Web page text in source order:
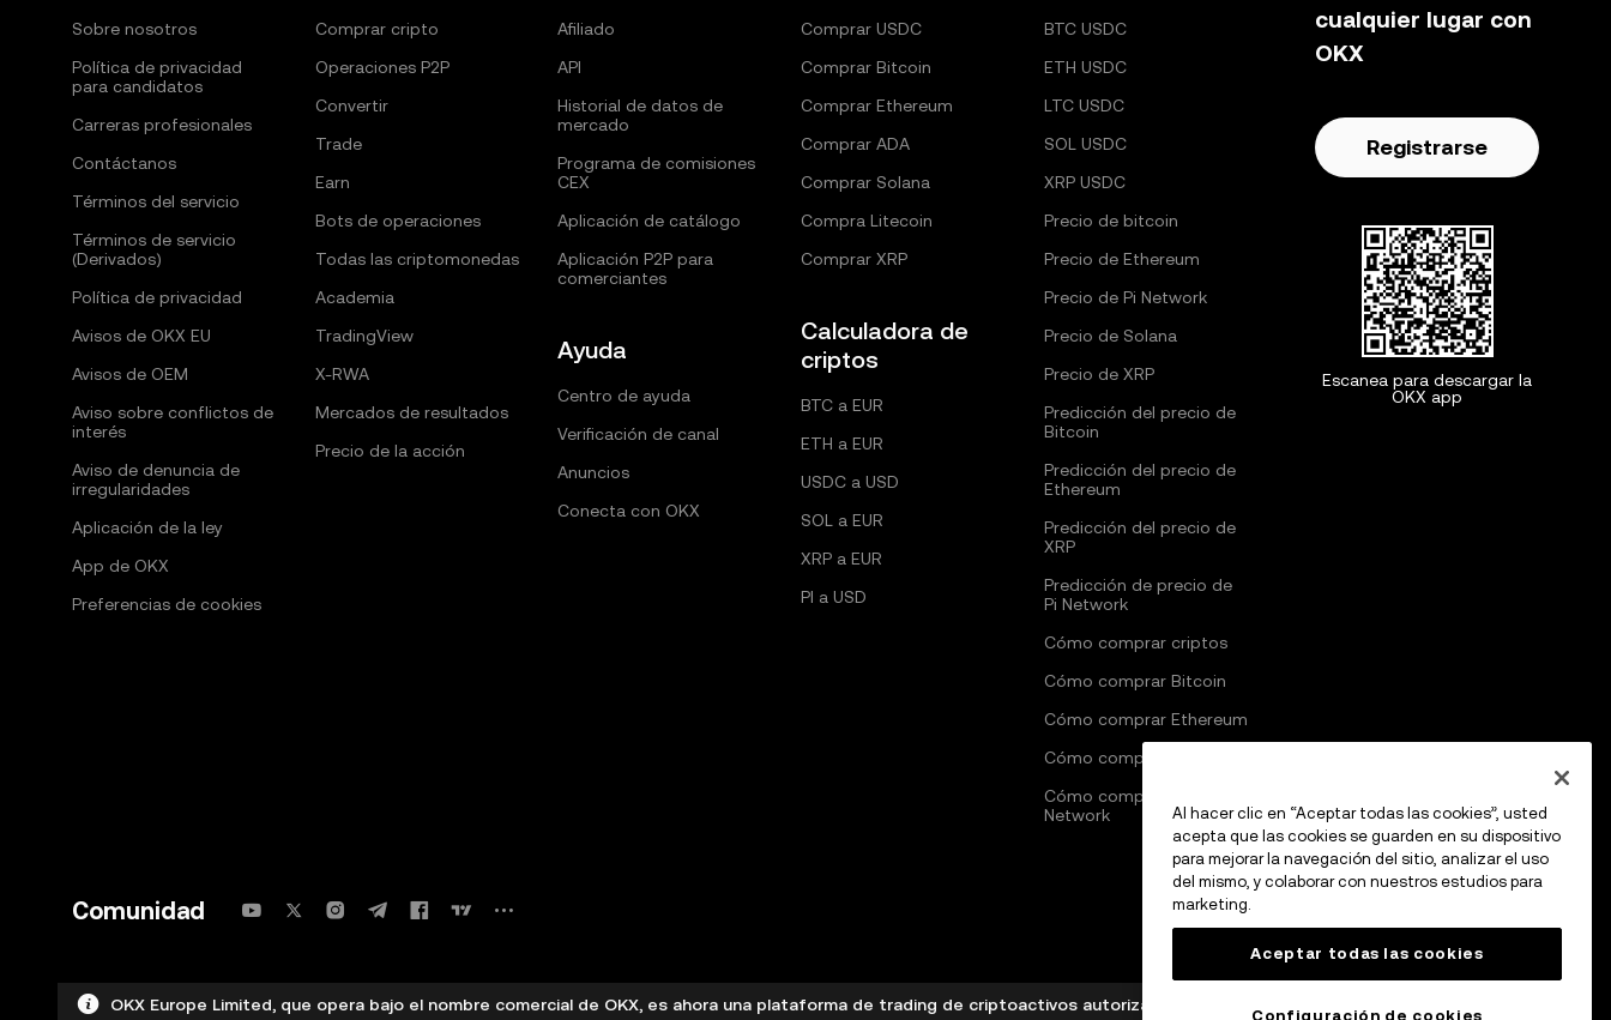
Sobre nosotros
Política de privacidad
para candidatos
Carreras profesionales
Contáctanos
Términos del servicio
Términos de servicio
(Derivados)
Política de privacidad
Avisos de OKX EU
Avisos de OEM
Aviso sobre conflictos de
interés
Aviso de denuncia de
irregularidades
Aplicación de la ley
App de OKX
Preferencias de cookies
Comprar cripto
Operaciones P2P
Convertir
Trade
Earn
Bots de operaciones
Todas las criptomonedas
Academia
TradingView
X-RWA
Mercados de resultados
Precio de la acción
Afiliado
API
Historial de datos de
mercado
Programa de comisiones
CEX
Aplicación de catálogo
Aplicación P2P para
comerciantes
Ayuda
Centro de ayuda
Verificación de canal
Anuncios
Conecta con OKX
Comprar USDC
Comprar Bitcoin
Comprar Ethereum
Comprar ADA
Comprar Solana
Compra Litecoin
Comprar XRP
Calculadora de
criptos
BTC a EUR
ETH a EUR
USDC a USD
SOL a EUR
XRP a EUR
PI a USD
BTC USDC
ETH USDC
LTC USDC
SOL USDC
XRP USDC
Precio de bitcoin
Precio de Ethereum
Precio de Pi Network
Precio de Solana
Precio de XRP
Predicción del precio de
Bitcoin
Predicción del precio de
Ethereum
Predicción del precio de
XRP
Predicción de precio de
Pi Network
Cómo comprar criptos
Cómo comprar Bitcoin
Cómo comprar Ethereum
Cómo comprar Solana
Cómo comprar Pi
Network
cualquier lugar con
OKX
Registrarse
Escanea para descargar la
OKX app
Comunidad
OKX Europe Limited, que opera bajo el nombre comercial de OKX, es ahora una plataforma de trading de criptoactivos autorizada como proveedor de servicios de
Al hacer clic en “Aceptar todas las cookies”, usted
acepta que las cookies se guarden en su dispositivo
para mejorar la navegación del sitio, analizar el uso
del mismo, y colaborar con nuestros estudios para
marketing.
Aceptar todas las cookies
Configuración de cookies